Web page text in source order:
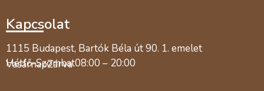
Kapcsolat
1115 Budapest, Bartók Béla út 90. 1. emelet
Hétfő-Szombat08:00 – 20:00
VasárnapZárva